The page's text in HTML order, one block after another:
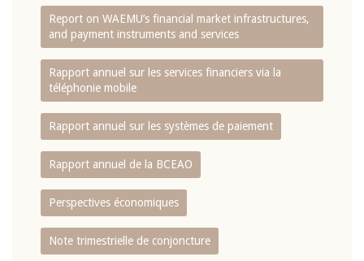
Report on WAEMU’s financial market infrastructures,
and payment instruments and services
Rapport annuel sur les services financiers via la
téléphonie mobile
Rapport annuel sur les systèmes de paiement
Rapport annuel de la BCEAO
Perspectives économiques
Note trimestrielle de conjoncture